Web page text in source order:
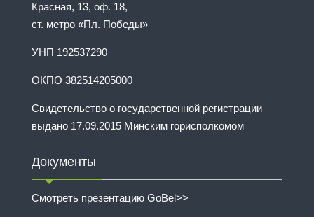
Красная, 13, оф. 18,
ст. метро «Пл. Победы»
УНП 192537290
ОКПО 382514205000
Свидетельство о государственной регистрации
выдано 17.09.2015 Минским горисполкомом
Документы
Смотреть презентацию GoBel>>